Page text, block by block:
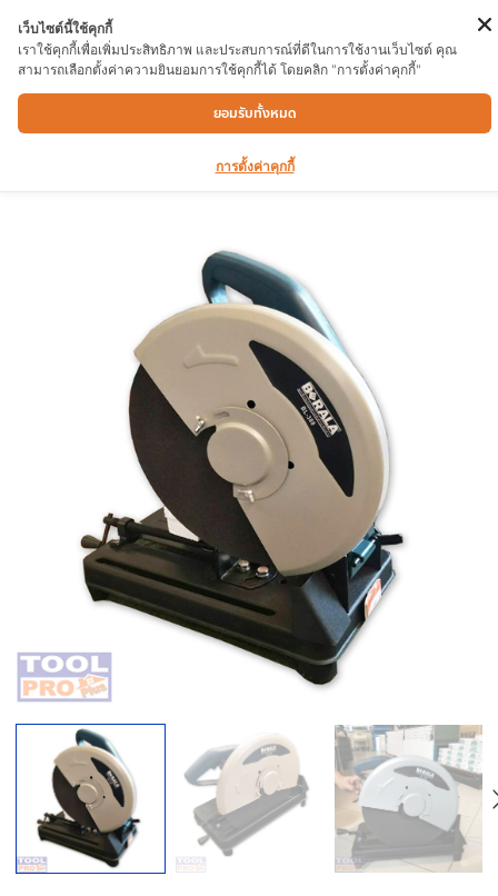
แท่นตัดไฟเบอร์ BL-388 14
เว็บไซต์นี้ใช้คุกกี้
เราใช้คุกกี้เพื่อเพิ่มประสิทธิภาพ และประสบการณ์ที่ดีในการใช้งานเว็บไซต์ คุณ
สามารถเลือกตั้งค่าความยินยอมการใช้คุกกี้ได้ โดยคลิก "การตั้งค่าคุกกี้"
ยอมรับทั้งหมด
การตั้งค่าคุกกี้